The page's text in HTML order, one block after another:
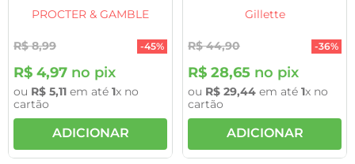
PROCTER & GAMBLE
R$ 8,99 -45%
R$ 4,97 no pix
ou R$ 5,11 em até 1x no
cartão
ADICIONAR
Gillette
R$ 44,90 -36%
R$ 28,65 no pix
ou R$ 29,44 em até 1x no
cartão
ADICIONAR